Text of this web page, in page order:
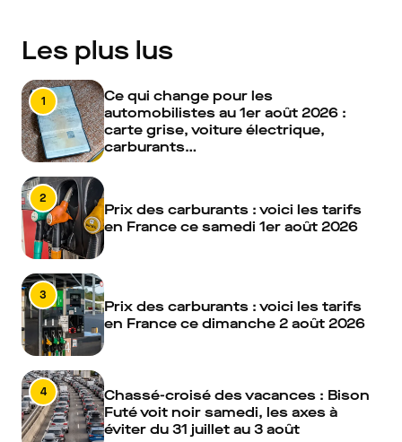
Les plus lus
1
Ce qui change pour les
automobilistes au 1er août 2026 :
carte grise, voiture électrique,
carburants…
2
Prix des carburants : voici les tarifs
en France ce samedi 1er août 2026
3
Prix des carburants : voici les tarifs
en France ce dimanche 2 août 2026
4
Chassé-croisé des vacances : Bison
Futé voit noir samedi, les axes à
éviter du 31 juillet au 3 août